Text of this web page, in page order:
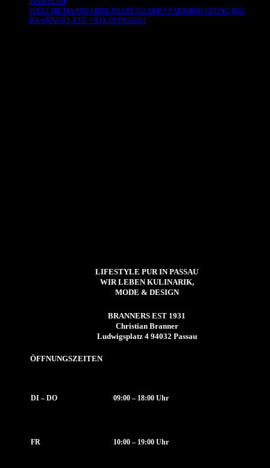
WELCHE HAARFARBE PASST ZU MIR? FARBBERATUNG BEI
BRANNERS EST. 1931 IN PASSAU
LIFESTYLE PUR IN PASSAU
WIR LEBEN KULINARIK,
MODE & DESIGN
BRANNERS EST 1931
Christian Branner
Ludwigsplatz 4 94032 Passau
ÖFFNUNGSZEITEN
DI – DO 09:00 – 18:00 Uhr
FR 10:00 – 19:00 Uhr